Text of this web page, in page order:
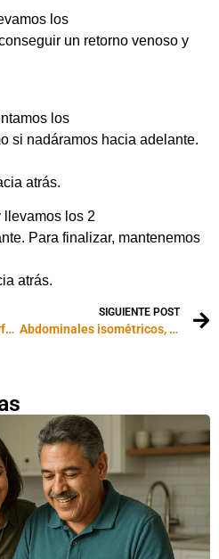
los
un retorno venoso y
los
si nadáramos hacia adelante.
atrás.
llevamos los 2
Para finalizar, mantenemos
atrás.
¿Cómo lograr glúteos perfectos en 2 semanas?
SIGUIENTE POST
Abdominales isométricos, ¿los conoces?